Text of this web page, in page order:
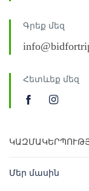
Գրեք մեզ
Հետևեք մեզ
Մեր մասին